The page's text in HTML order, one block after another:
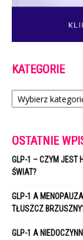
KATEGORIE
Kategorie
OSTATNIE
GLP-1 – CZYM JEST
ŚWIAT?
GLP-1 A
TŁUSZCZ
GLP-1 A